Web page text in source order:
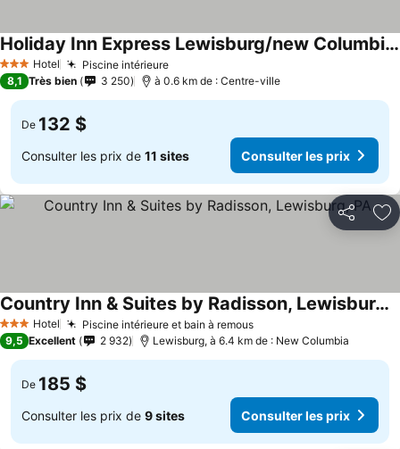
3 ÉtoilesHotel Piscine intérieure
Holiday Inn Express Lewisburg/new Columbia By Ihg
8,1 Très bien 3 250 à 0.6 km de : Centre-ville
De 132 $
Consulter les prix de 11 sites Consulter les prix
Partager
3 ÉtoilesHotel Piscine intérieure et bain à remous
Country Inn & Suites by Radisson, Lewisburg, PA
9,5 Excellent 2 932 Lewisburg, à 6.4 km de : New Columbia
De 185 $
Consulter les prix de 9 sites Consulter les prix